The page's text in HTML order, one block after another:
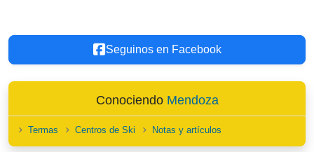
Seguinos en Facebook
Conociendo Mendoza
Termas Centros de Ski Notas y artículos